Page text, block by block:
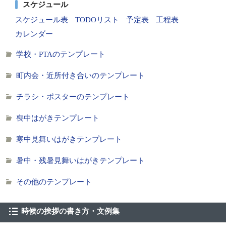
スケジュール
スケジュール表
TODOリスト 予定表
工程表
カレンダー
学校・PTAのテンプレート
町内会・近所付き合いのテンプレート
チラシ・ポスターのテンプレート
喪中はがきテンプレート
寒中見舞いはがきテンプレート
暑中・残暑見舞いはがきテンプレート
その他のテンプレート
時候の挨拶の書き方・文例集